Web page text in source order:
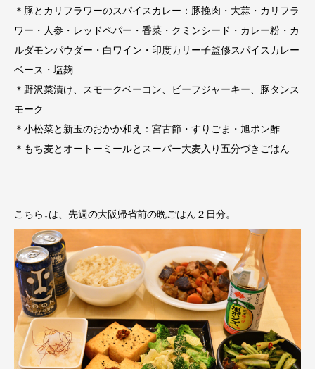
＊豚とカリフラワーのスパイスカレー：豚挽肉・大蒜・カリフラ
ワー・人参・レッドペパー・香菜・クミンシード・カレー粉・カ
ルダモンパウダー・白ワイン・印度カリー子監修スパイスカレー
ベース・塩麹
＊野沢菜漬け、スモークベーコン、ビーフジャーキー、豚タンス
モーク
＊小松菜と新玉のおかか和え：宮古節・すりごま・旭ポン酢
＊もち麦とオートーミールとスーパー大麦入り五分づきごはん
こちら↓は、先週の大阪帰省前の晩ごはん２日分。